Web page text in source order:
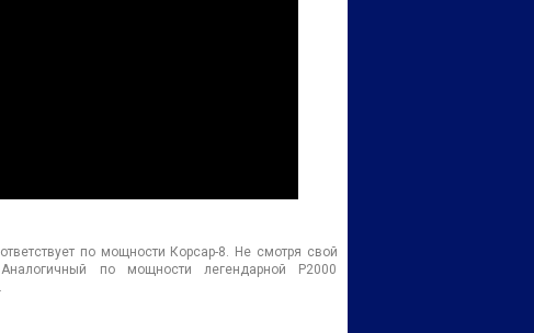
по мощности Корсар-8. Не смотря свой
по мощности легендарной P2000